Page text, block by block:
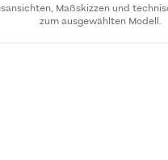
Maßskizzen und
zum ausgewählten Modell.